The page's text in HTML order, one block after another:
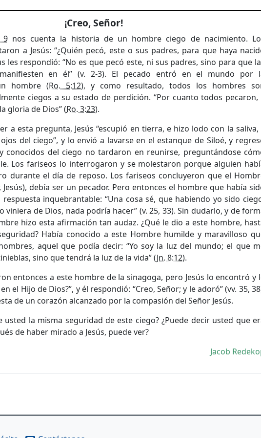
¡Creo, Señor!
9nos cuenta la historia de un hombre ciego de nacimiento.
a Jesús: “¿Quién pecó, este o sus padres, para que haya
les respondió: “No es que pecó este, ni sus padres, sino para que
en él”(v. 2-3). El pecado entró en el mundo por
hombre (Ro. 5:12), y como resultado, todos los hombres
ciegos a su estado de perdición. “Por cuanto todos pecaron,
gloria de Dios” (Ro. 3:23).
a esta pregunta, Jesús “escupió en tierra, e hizo lodo con la saliva,
del ciego”, y lo envió a lavarse en el estanque de Siloé, y
conocidos del ciego no tardaron en reunirse, preguntándose
Los fariseos lo interrogaron y se molestaron porque alguien
durante el día de reposo. Los fariseos concluyeron que el
Jesús), debía ser un pecador. Pero entonces el hombre que había
inquebrantable: “Una cosa sé, que habiendo yo sido
viniera de Dios, nada podría hacer” (v. 25, 33). Sin dudarlo, y de
hizo esta afirmación tan audaz. ¿Qué le dio a este hombre,
Había conocido a este Hombre humilde y maravilloso
aquel que podía decir: “Yo soy la luz del mundo; el que
sino que tendrá la luz de la vida” (Jn. 8:12).
entonces a este hombre de la sinagoga, pero Jesús lo encontró y
el Hijo de Dios?”, y él respondió: “Creo, Señor; y le adoró”(vv. 35,
de un corazón alcanzado por la compasión del Señor Jesús.
usted la misma seguridad de este ciego? ¿Puede decir usted que
de haber mirado a Jesús, puede ver?
Jacob